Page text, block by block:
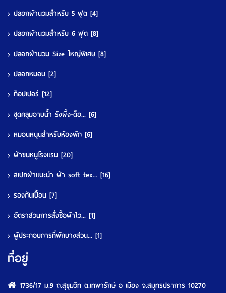
ปลอกผ้านวมสำหรับ 5 ฟุต [4]
ปลอกผ้านวมสำหรับ 6 ฟุต [8]
ปลอกผ้านวม Size ใหญ่พิเศษ [8]
ปลอกหมอน [2]
ท็อปเปอร์ [12]
ชุดคลุมอาบน้ำ รังผึ้ง-ด็อ... [6]
หมอนหนุนสำหรับห้องพัก [6]
ผ้าขนหนูโรงแรม [20]
สเปกผ้าแนะนำ ผ้า soft tex... [16]
รองกันเปื้อน [7]
อัตราส่วนการสั่งซื้อผ้าไว... [1]
ผู้ประกอบการที่พักบางส่วน... [1]
ที่อยู่
1736/17 ม.9 ถ.สุขุมวิท ต.เทพารักษ์ อ เมือง จ.สมุทรปราการ 10270